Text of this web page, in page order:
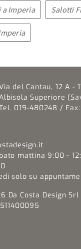
a Imperia Salotti
del Cantau, 12 A -
Superiore
019-480248 /
mattina 9:00 -
solo su
Da Costa Design Srl